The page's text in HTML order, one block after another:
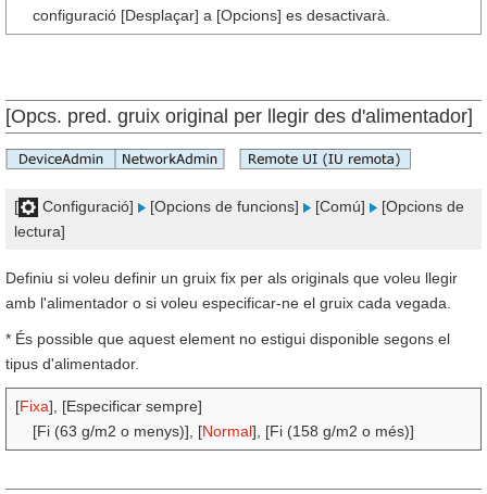
configuració [Desplaçar] a [Opcions] es desactivarà.
[Opcs. pred. gruix original per llegir des d'alimentador]
[ Configuració] [Opcions de funcions] [Comú]
[Opcions de
lectura]
Definiu si voleu definir un gruix fix per als originals que voleu llegir
amb l'alimentador o si voleu especificar-ne el gruix cada vegada.
* És possible que aquest element no estigui disponible segons el
tipus d'alimentador.
[Fixa], [Especificar sempre]
[Fi (63 g/m2 o menys)], [Normal], [Fi (158 g/m2 o més)]